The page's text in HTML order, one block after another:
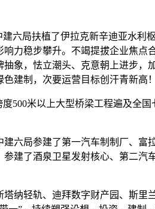
局扶植了伊拉克新辛迪亚水利
力稳步攀升。不竭提拔企业焦
象，怯立潮头、克意朝上进步
建制，次要运营目标创汗青新高！
米以上大型桥梁工程遍及全
局参建了第一汽车制制厂、富
建了酒泉卫星发射核心、第二
轻轨、迪拜数字财产园、斯里